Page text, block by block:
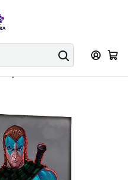
a 49.990 el envio es
Mitos y Leyendas TCG
Bloque